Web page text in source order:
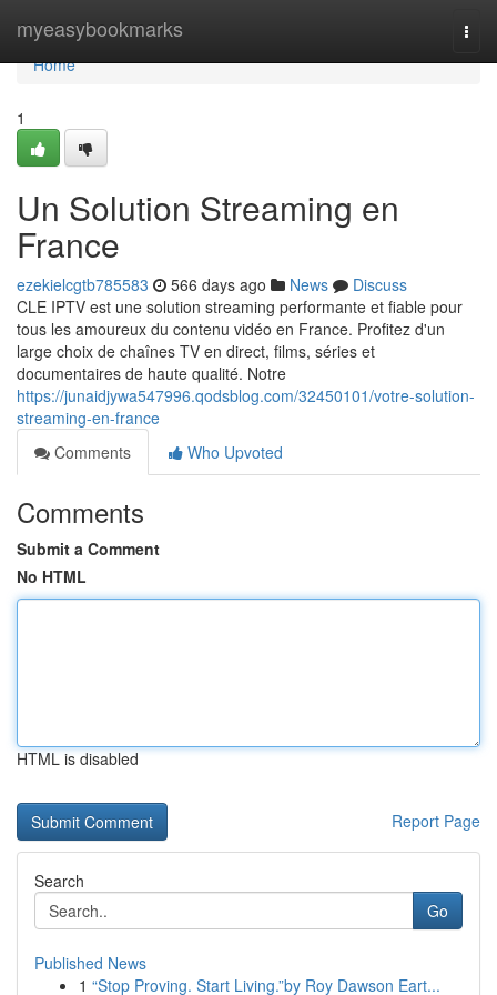
myeasybookmarks
Home
Home
1
Un Solution Streaming en
France
ezekielcgtb785583 566 days ago News
Discuss
CLE IPTV est une solution streaming performante et fiable pour
tous les amoureux du contenu vidéo en France. Profitez d'un
large choix de chaînes TV en direct, films, séries et
documentaires de haute qualité. Notre
https://junaidjywa547996.qodsblog.com/32450101/votre-solution-
streaming-en-france
Comments
Who Upvoted
Comments
Submit a Comment
No HTML
HTML is disabled
Report Page
Search
Go
Published News
1 “Stop Proving. Start Living.”by Roy Dawson Eart...